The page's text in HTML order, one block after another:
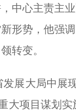
中心主责
形势，他
转变。
展大局中展
大项目谋划